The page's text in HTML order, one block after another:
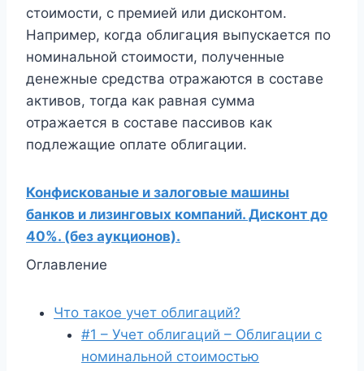
стоимости, с премией или дисконтом.
Например, когда облигация выпускается по
номинальной стоимости, полученные
денежные средства отражаются в составе
активов, тогда как равная сумма
отражается в составе пассивов как
подлежащие оплате облигации.
Конфискованые и залоговые машины
банков и лизинговых компаний. Дисконт до
40%. (без аукционов).
Оглавление
Что такое учет облигаций?
#1 – Учет облигаций – Облигации с
номинальной стоимостью